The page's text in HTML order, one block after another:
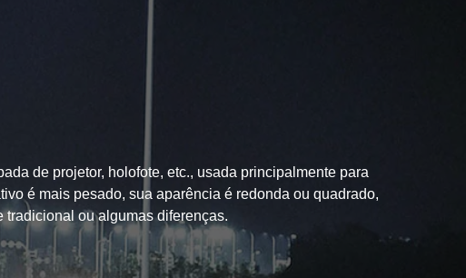
de projetor, holofote, etc., usada principalmente para
é mais pesado, sua aparência é redonda ou quadrado,
tradicional ou algumas diferenças.